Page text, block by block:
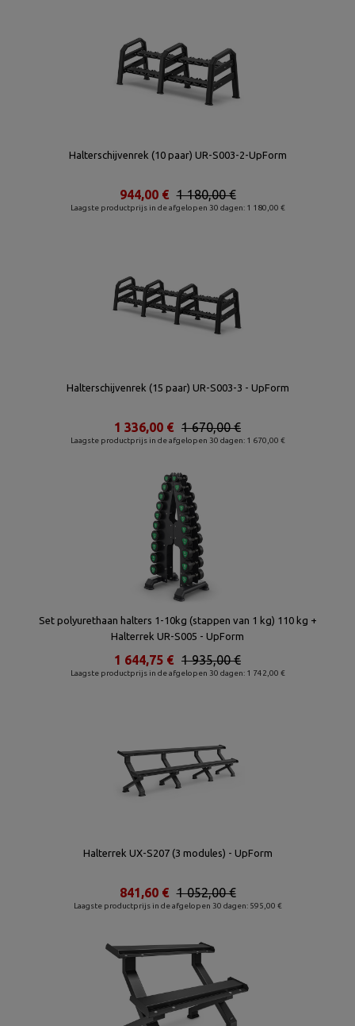
Halterschijvenrek (10 paar) UR-S003-2-UpForm
Laagste productprijs in de afgelopen 30 dagen: 1 180,00 €
1 180,00 €
944,00 €
Halterschijvenrek (15 paar) UR-S003-3 - UpForm
Laagste productprijs in de afgelopen 30 dagen: 1 670,00 €
1 670,00 €
1 336,00 €
Set polyurethaan halters 1-10kg (stappen van 1 kg) 110 kg +
Halterrek UR-S005 - UpForm
Laagste productprijs in de afgelopen 30 dagen: 1 742,00 €
1 935,00 €
1 644,75 €
Halterrek UX-S207 (3 modules) - UpForm
Laagste productprijs in de afgelopen 30 dagen: 595,00 €
1 052,00 €
841,60 €